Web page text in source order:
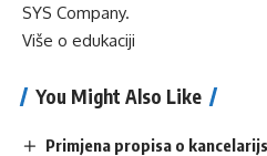
SYS Company.
Više o edukaciji
You Might Also Like
Primjena propisa o